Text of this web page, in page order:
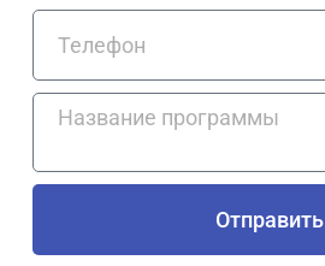
Отправить